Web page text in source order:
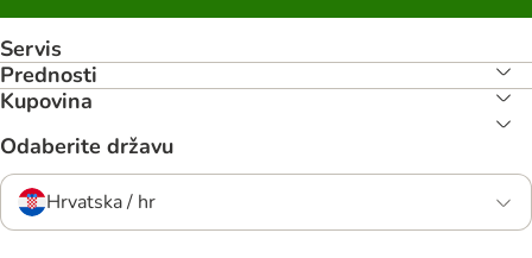
Servis
Prednosti
Kupovina
Odaberite državu
Hrvatska / hr